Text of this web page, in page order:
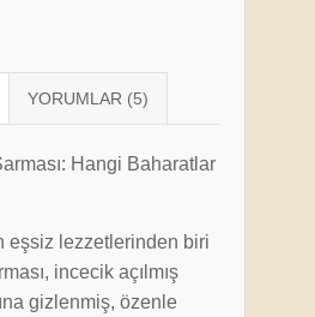
Hangi Baharatlar
eşsiz lezzetlerinden biri
incecik açılmış
gizlenmiş, özenle